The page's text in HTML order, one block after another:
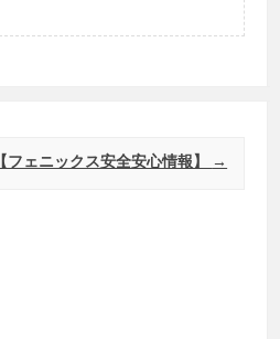
【フェニックス安全安心情報】 →